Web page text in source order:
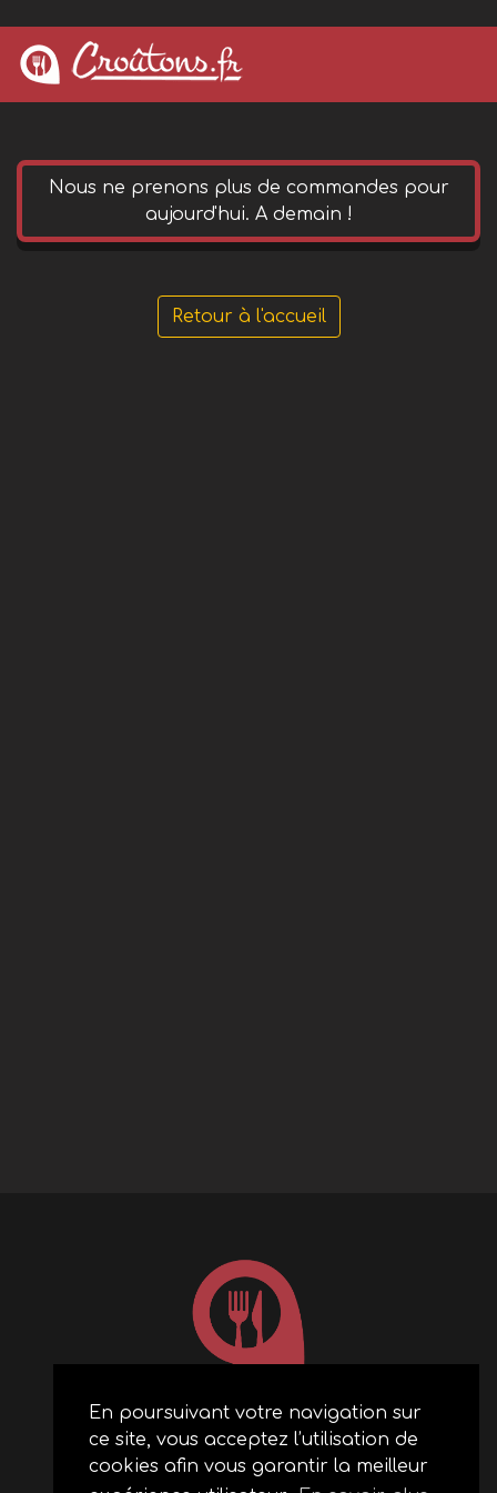
En poursuivant votre navigation sur
ce site, vous acceptez l’utilisation de
cookies afin vous garantir la meilleur
Nous ne prenons plus de commandes pour
aujourd'hui. A demain !
Retour à l'accueil
ACCUEIL